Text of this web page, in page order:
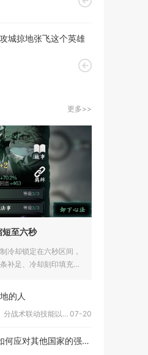
城掠地张飞这个英雄
更多>>
短至六秒
冷却锁定在六秒区间，
补足、冷却刻印填充缺
的人
桃园之誓依靠三层觉醒解锁的全员增益、分战术联动技能以及额外部... 07-20
少年三国志2化身符吴国阵容如何应对其他国家的强力角色